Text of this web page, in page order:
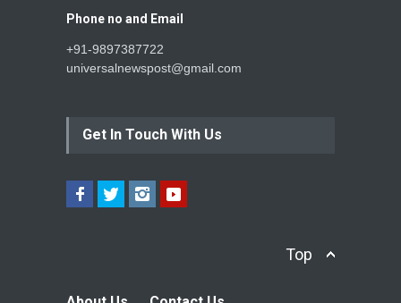
Phone no and Email
+91-9897387722
universalnewspost@gmail.com
Get In Touch With Us
Top